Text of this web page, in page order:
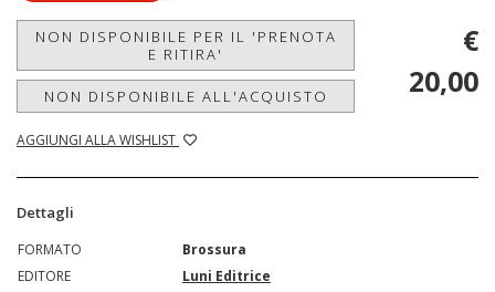
NON DISPONIBILE PER IL 'PRENOTA
E RITIRA'
NON DISPONIBILE ALL'ACQUISTO
AGGIUNGI ALLA WISHLIST
€
20,00
Dettagli
FORMATO
Brossura
EDITORE
Luni Editrice